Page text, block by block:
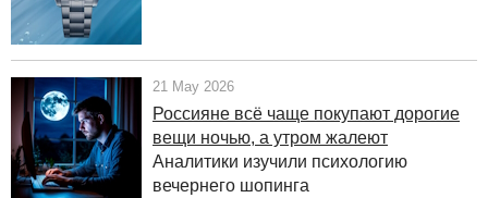
21 May 2026
Россияне всё чаще покупают дорогие
вещи ночью, а утром жалеют
Аналитики изучили психологию
вечернего шопинга